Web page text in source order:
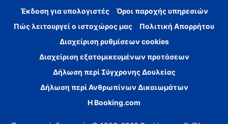
Έκδοση για υπολογιστές
Όροι παροχής υπηρεσιών
Πώς λειτουργεί ο ιστοχώρος μας
Πολιτική Απορρήτου
Διαχείριση ρυθμίσεων cookies
Διαχείριση εξατομικευμένων προτάσεων
Δήλωση περί Σύγχρονης Δουλείας
Δήλωση περί Ανθρωπίνων Δικαιωμάτων
Η Booking.com